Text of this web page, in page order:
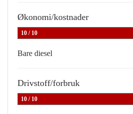
Økonomi/kostnader
10 / 10
Bare diesel
Drivstoff/forbruk
10 / 10